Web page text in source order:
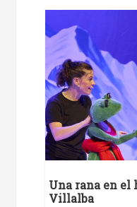
Una rana en el
Villalba